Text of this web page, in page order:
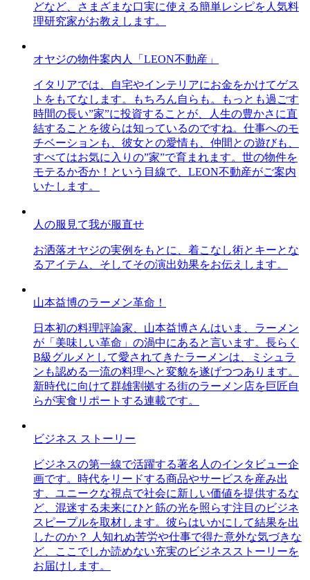
どなど、さまざまな口実に使える簡単レシピを人気料
理研究家がお教えします。
オヤジの物件案内人「LEON不動産」
イタリアでは、自宅やインテリアにお金をかけてゲス
トをもてなします。もちろん自らも。もっとも過ごす
時間の長い”家”に投資することが、人生の豊かさに直
結することを彼らは知っているのですね。仕事へのモ
チベーションも、彼女との愛情も、仲間との遊びも、
すべてはお気に入りの”家”で育まれます。世の物件を
モテるか否か！という目線で、LEON不動産がご案内
いたします。
人の服見て我が服直せ
お洒落オヤジの実例をもとに、着こなし術とキーとな
るアイテム、そしてその演出効果をお伝えします。
山本益博のラーメン革命！
日本初の料理評論家、山本益博さんはいま、ラーメン
が「美味しい革命」の渦中にあると言います。長らく
B級グルメとして愛されてきたラーメンは、ミシュラ
ンも認める一流の料理へと変貌を遂げつつあります。
新時代に向けて群雄割拠する街のラーメン店を巨匠自
らが実食リポートする連載です。
ビジネス ストーリー
ビジネスの第一線で活躍する著名人のインタビュー企
画です。時代をリードする商品やサービスを産み出
す、ユニークな視点で社会に新しい価値を提供するな
ど、混迷する未来にひと筋の光を照らす注目のビジネ
スピープルを取材します。彼らはいかにして結果を出
したのか？ 人知れぬ苦労や仕事で得た意外な気づきな
ど、ここでしか読めない充実のビジネスストーリーを
お届けします。